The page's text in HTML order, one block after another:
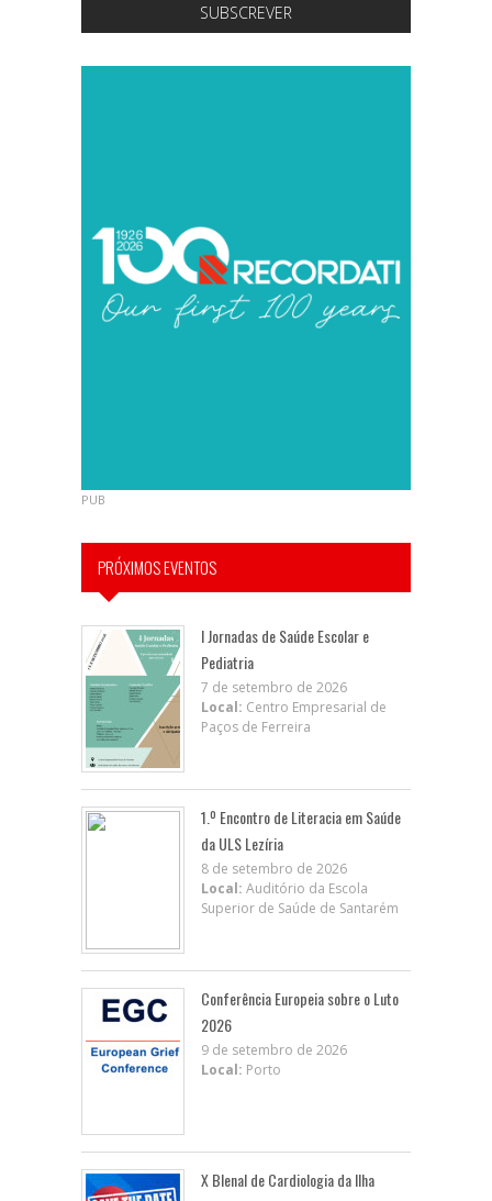
SUBSCREVER
PUB
PRÓXIMOS EVENTOS
I Jornadas de Saúde Escolar e
Pediatria
7 de setembro de 2026
Local: Centro Empresarial de
Paços de Ferreira
1.º Encontro de Literacia em Saúde
da ULS Lezíria
8 de setembro de 2026
Local: Auditório da Escola
Superior de Saúde de Santarém
Conferência Europeia sobre o Luto
2026
9 de setembro de 2026
Local: Porto
X BIenal de Cardiologia da Ilha